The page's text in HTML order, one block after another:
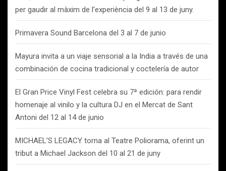
per gaudir al màxim de l’experiència del 9 al 13 de juny.
Primavera Sound Barcelona del 3 al 7 de junio
Mayura invita a un viaje sensorial a la India a través de una
combinación de cocina tradicional y coctelería de autor
El Gran Price Vinyl Fest celebra su 7ª edición: para rendir
homenaje al vinilo y la cultura DJ en el Mercat de Sant
Antoni del 12 al 14 de junio
MICHAEL’S LEGACY torna al Teatre Poliorama, oferint un
tribut a Michael Jackson del 10 al 21 de juny